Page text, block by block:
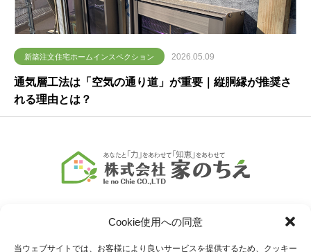
Cookie使用への同意
当ウェブサイトでは、お客様により良いサービスを提供するため、クッキー
新築注文住宅ホームインスペクション 2026.05.09
通気層工法は「空気の通り道」が重要｜縦胴縁が推奨さ
れる理由とは？